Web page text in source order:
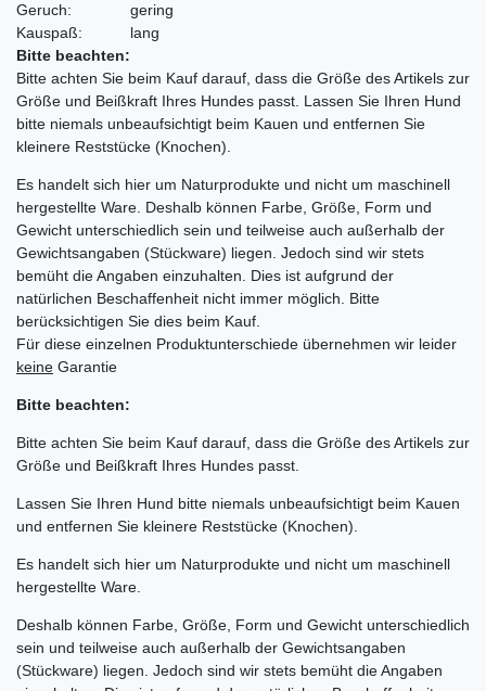
Geruch:
gering
Kauspaß:
lang
Bitte beachten:
Bitte achten Sie beim Kauf darauf, dass die Größe des Artikels zur
Größe und Beißkraft Ihres Hundes passt. Lassen Sie Ihren Hund
bitte niemals unbeaufsichtigt beim Kauen und entfernen Sie
kleinere Reststücke (Knochen).
Es handelt sich hier um Naturprodukte und nicht um maschinell
hergestellte Ware. Deshalb können Farbe, Größe, Form und
Gewicht unterschiedlich sein und teilweise auch außerhalb der
Gewichtsangaben (Stückware) liegen. Jedoch sind wir stets
bemüht die Angaben einzuhalten. Dies ist aufgrund der
natürlichen Beschaffenheit nicht immer möglich. Bitte
berücksichtigen Sie dies beim Kauf.
Für diese einzelnen Produktunterschiede übernehmen wir leider
keine Garantie
Bitte beachten:
Bitte achten Sie beim Kauf darauf, dass die Größe des Artikels zur
Größe und Beißkraft Ihres Hundes passt.
Lassen Sie Ihren Hund bitte niemals unbeaufsichtigt beim Kauen
und entfernen Sie kleinere Reststücke (Knochen).
Es handelt sich hier um Naturprodukte und nicht um maschinell
hergestellte Ware.
Deshalb können Farbe, Größe, Form und Gewicht unterschiedlich
sein und teilweise auch außerhalb der Gewichtsangaben
(Stückware) liegen. Jedoch sind wir stets bemüht die Angaben